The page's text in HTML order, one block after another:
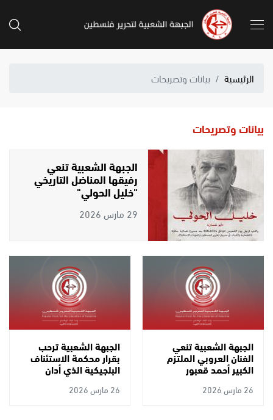
الرئيسية بيانات وتصريحات
بيانات وتصريحات
الجبهة الشعبية تنعي
رفيقها المناضل التاريخي
"خليل الحولي"
29 مارس 2026
الجبهة الشعبية تنعي
الفنان العروبي الملتزم
الكبير أحمد قعبور
26 مارس 2026
الجبهة الشعبية ترحب
بقرار محكمة الاستئناف
البلجيكية الذي أدان
حكومة بروكسل لتقاعسها
تجاه ما يجري من إبادة في
26 مارس 2026